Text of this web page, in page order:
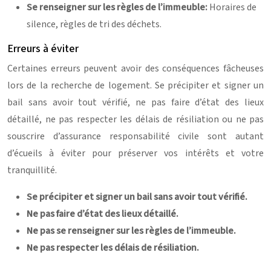
Se renseigner sur les règles de l’immeuble:Horaires de
silence, règles de tri des déchets.
Erreurs à éviter
Certaines erreurs peuvent avoir des conséquences fâcheuses
lors de la recherche de logement. Se précipiter et signer un
bail sans avoir tout vérifié, ne pas faire d’état des lieux
détaillé, ne pas respecter les délais de résiliation ou ne pas
souscrire d’assurance responsabilité civile sont autant
d’écueils à éviter pour préserver vos intérêts et votre
tranquillité.
Se précipiter et signer un bail sans avoir tout vérifié.
Ne pas faire d’état des lieux détaillé.
Ne pas se renseigner sur les règles de l’immeuble.
Ne pas respecter les délais de résiliation.